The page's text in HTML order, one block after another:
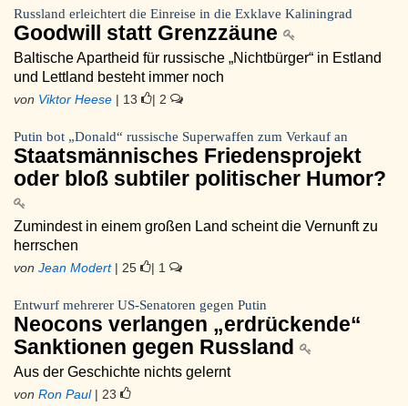
Russland erleichtert die Einreise in die Exklave Kaliningrad
Goodwill statt Grenzzäune
Baltische Apartheid für russische „Nichtbürger“ in Estland
und Lettland besteht immer noch
von Viktor Heese | 13 | 2
Putin bot „Donald“ russische Superwaffen zum Verkauf an
Staatsmännisches Friedensprojekt
oder bloß subtiler politischer Humor?
Zumindest in einem großen Land scheint die Vernunft zu
herrschen
von Jean Modert| 25 | 1
Entwurf mehrerer US-Senatoren gegen Putin
Neocons verlangen „erdrückende“
Sanktionen gegen Russland
Aus der Geschichte nichts gelernt
von Ron Paul| 23